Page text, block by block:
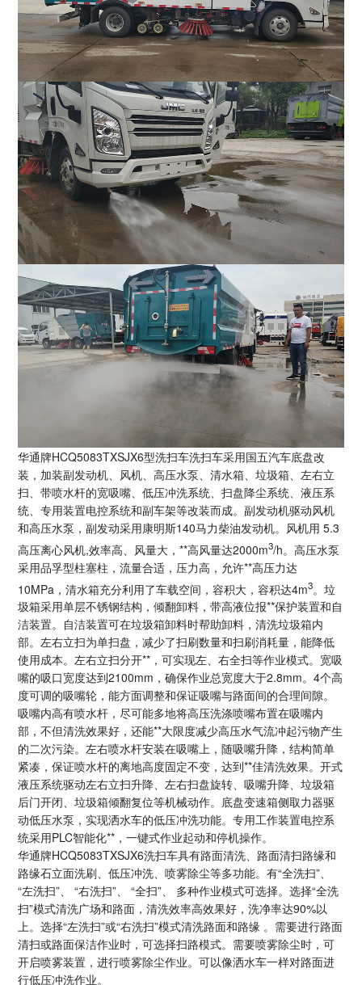
华通牌HCQ5083TXSJX6型洗扫车洗扫车采用国五汽车底盘改
装，加装副发动机、风机、高压水泵、清水箱、垃圾箱、左右立
扫、带喷水杆的宽吸嘴、低压冲洗系统、扫盘降尘系统、液压系
统、专用装置电控系统和副车架等改装而成。副发动机驱动风机
和高压水泵，副发动采用康明斯140马力柴油发动机。风机用 5.3
高压离心风机,效率高、风量大，**高风量达2000m3/h。高压水泵
采用品孚型柱塞柱，流量合适，压力高，允许**高压力达
10MPa，清水箱充分利用了车载空间，容积大，容积达4m3。垃
圾箱采用单层不锈钢结构，倾翻卸料，带高液位报**保护装置和自
洁装置。自洁装置可在垃圾箱卸料时帮助卸料，清洗垃圾箱内
部。左右立扫为单扫盘，减少了扫刷数量和扫刷消耗量，能降低
使用成本。左右立扫分开**，可实现左、右全扫等作业模式。宽吸
嘴的吸口宽度达到2100mm，确保作业总宽度大于2.8mm。4个高
度可调的吸嘴轮，能方面调整和保证吸嘴与路面间的合理间隙。
吸嘴内高有喷水杆，尽可能多地将高压洗涤喷嘴布置在吸嘴内
部，不但清洗效果好，还能**大限度减少高压水气流冲起污物产生
的二次污染。左右喷水杆安装在吸嘴上，随吸嘴升降，结构简单
紧凑，保证喷水杆的离地高度固定不变，达到**佳清洗效果。开式
液压系统驱动左右立扫升降、左右扫盘旋转、吸嘴升降、垃圾箱
后门开闭、垃圾箱倾翻复位等机械动作。底盘变速箱侧取力器驱
动低压水泵，实现洒水车的低压冲洗功能。专用工作装置电控系
统采用PLC智能化**，一键式作业起动和停机操作。
华通牌HCQ5083TXSJX6洗扫车具有路面清洗、路面清扫路缘和
路缘石立面洗刷、低压冲洗、喷雾除尘等多功能。有“全洗扫”、
“左洗扫”、 “右洗扫”、 “全扫”、 多种作业模式可选择。选择“全洗
扫”模式清洗广场和路面，清洗效率高效果好，洗净率达90%以
上。选择“左洗扫”或“右洗扫”模式清洗路面和路缘 。需要进行路面
清扫或路面保洁作业时，可选择扫路模式。需要喷雾除尘时，可
开启喷雾装置，进行喷雾除尘作业。可以像洒水车一样对路面进
行低压冲洗作业。